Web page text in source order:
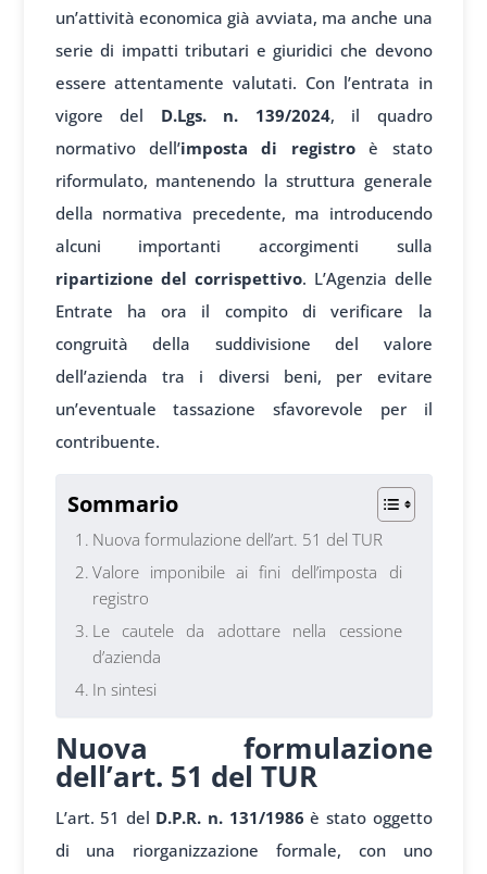
un’attività economica già avviata, ma anche una
serie di impatti tributari e giuridici che devono
essere attentamente valutati. Con l’entrata in
vigore del D.Lgs. n. 139/2024, il quadro
normativo dell’imposta di registroè stato
riformulato, mantenendo la struttura generale
della normativa precedente, ma introducendo
alcuni importanti accorgimenti sulla
ripartizione del corrispettivo. L’Agenzia delle
Entrate ha ora il compito di verificare la
congruità della suddivisione del valore
dell’azienda tra i diversi beni, per evitare
un’eventuale tassazione sfavorevole per il
contribuente.
Sommario
Nuova formulazione dell’art. 51 del TUR
Valore imponibile ai fini dell’imposta di
registro
Le cautele da adottare nella cessione
d’azienda
In sintesi
Nuova formulazione
dell’art. 51 del TUR
L’art. 51 del D.P.R. n. 131/1986 è stato oggetto
di una riorganizzazione formale, con uno